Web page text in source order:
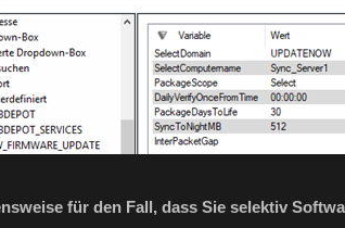
für den Fall, dass Sie selektiv